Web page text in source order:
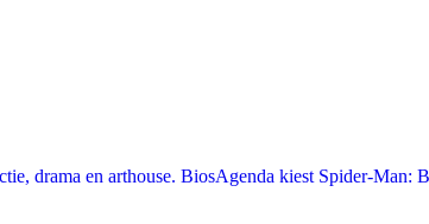
drama en arthouse. BiosAgenda kiest Spider-